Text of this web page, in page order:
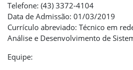
Telefone: (43) 3372-4104
Data de Admissão: 01/03/2019
Currículo abreviado: Técnico em
Análise e Desenvolvimento de
Equipe: